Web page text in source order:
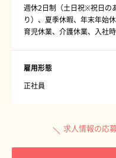
週休2日制（土日祝※祝日の
り）、夏季休暇、年末年始
育児休業、介護休業、入社時
雇用形態
正社員
求人情報の応